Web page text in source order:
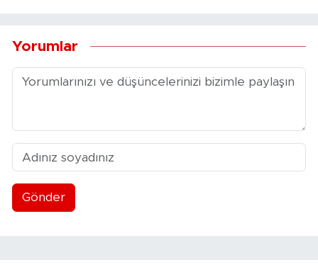
Yorumlar
Gönder